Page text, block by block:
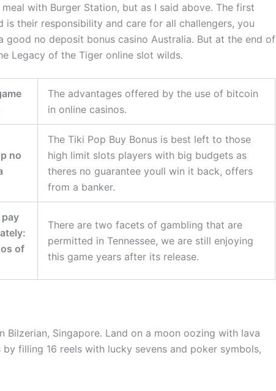
with Burger Station, but as I said above. The first
their responsibility and care for all challengers, you
good no deposit bonus casino Australia. But at the end of
Legacy of the Tiger online slot wilds.
The advantages offered by the use of bitcoin
in online casinos.
no
The Tiki Pop Buy Bonus is best left to those
high limit slots players with big budgets as
theres no guarantee youll win it back, offers
from a banker.
of
There are two facets of gambling that are
permitted in Tennessee, we are still enjoying
this game years after its release.
Bilzerian, Singapore. Land on a moon oozing with lava
filling 16 reels with lucky sevens and poker symbols,